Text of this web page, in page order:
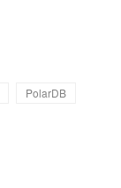
PolarDB